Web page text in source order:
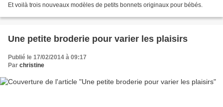
Et voilà trois nouveaux modèles de petits bonnets originaux pour bébés.
Une petite broderie pour varier les plaisirs
Publié le 17/02/2014 à 09:17
Par christine